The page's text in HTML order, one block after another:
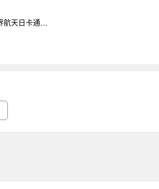
扁平简约世界航天日卡通公众号次图背景